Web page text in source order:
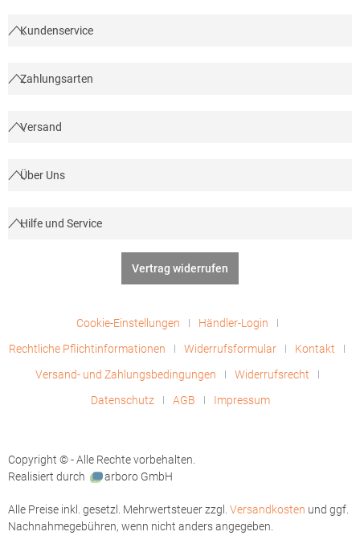
textil.de
Kundenservice
Zahlungsarten
Versand
Über Uns
Hilfe und Service
Vertrag widerrufen
Cookie-Einstellungen
Händler-Login
Rechtliche Pflichtinformationen
Widerrufsformular
Kontakt
Versand- und Zahlungsbedingungen
Widerrufsrecht
Datenschutz
AGB Impressum
Copyright © - Alle Rechte vorbehalten.
Realisiert durch
arboro GmbH
Alle Preise inkl. gesetzl. Mehrwertsteuer zzgl. Versandkosten und ggf.
Nachnahmegebühren, wenn nicht anders angegeben.